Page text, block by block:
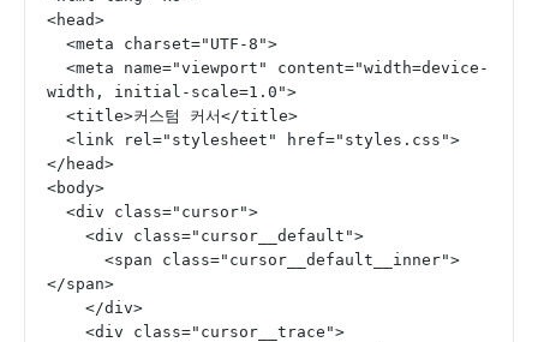
<head>
  <meta charset="UTF-8">
width, initial-scale=1.0">
  <title>커스텀 커서</title>
  <link rel="stylesheet" href="styles.css">
</head>
<body>
  <div class="cursor">
    <div class="cursor__default">
</span>
    </div>
    <div class="cursor__trace">